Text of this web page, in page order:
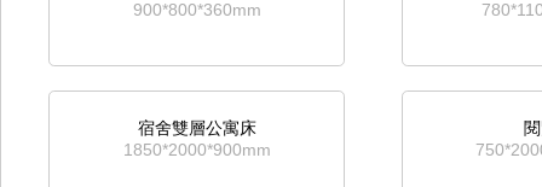
900*800*360mm
宿舍雙層公寓床
1850*2000*900mm